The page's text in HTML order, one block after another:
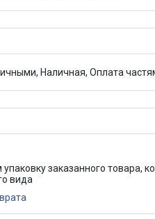
Наличная, Оплата
упаковку заказанного товара,
вида